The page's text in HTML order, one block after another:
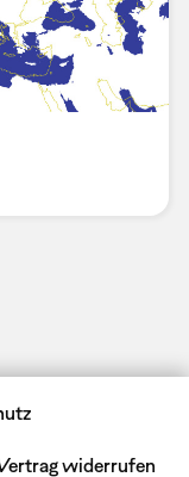
widerrufen